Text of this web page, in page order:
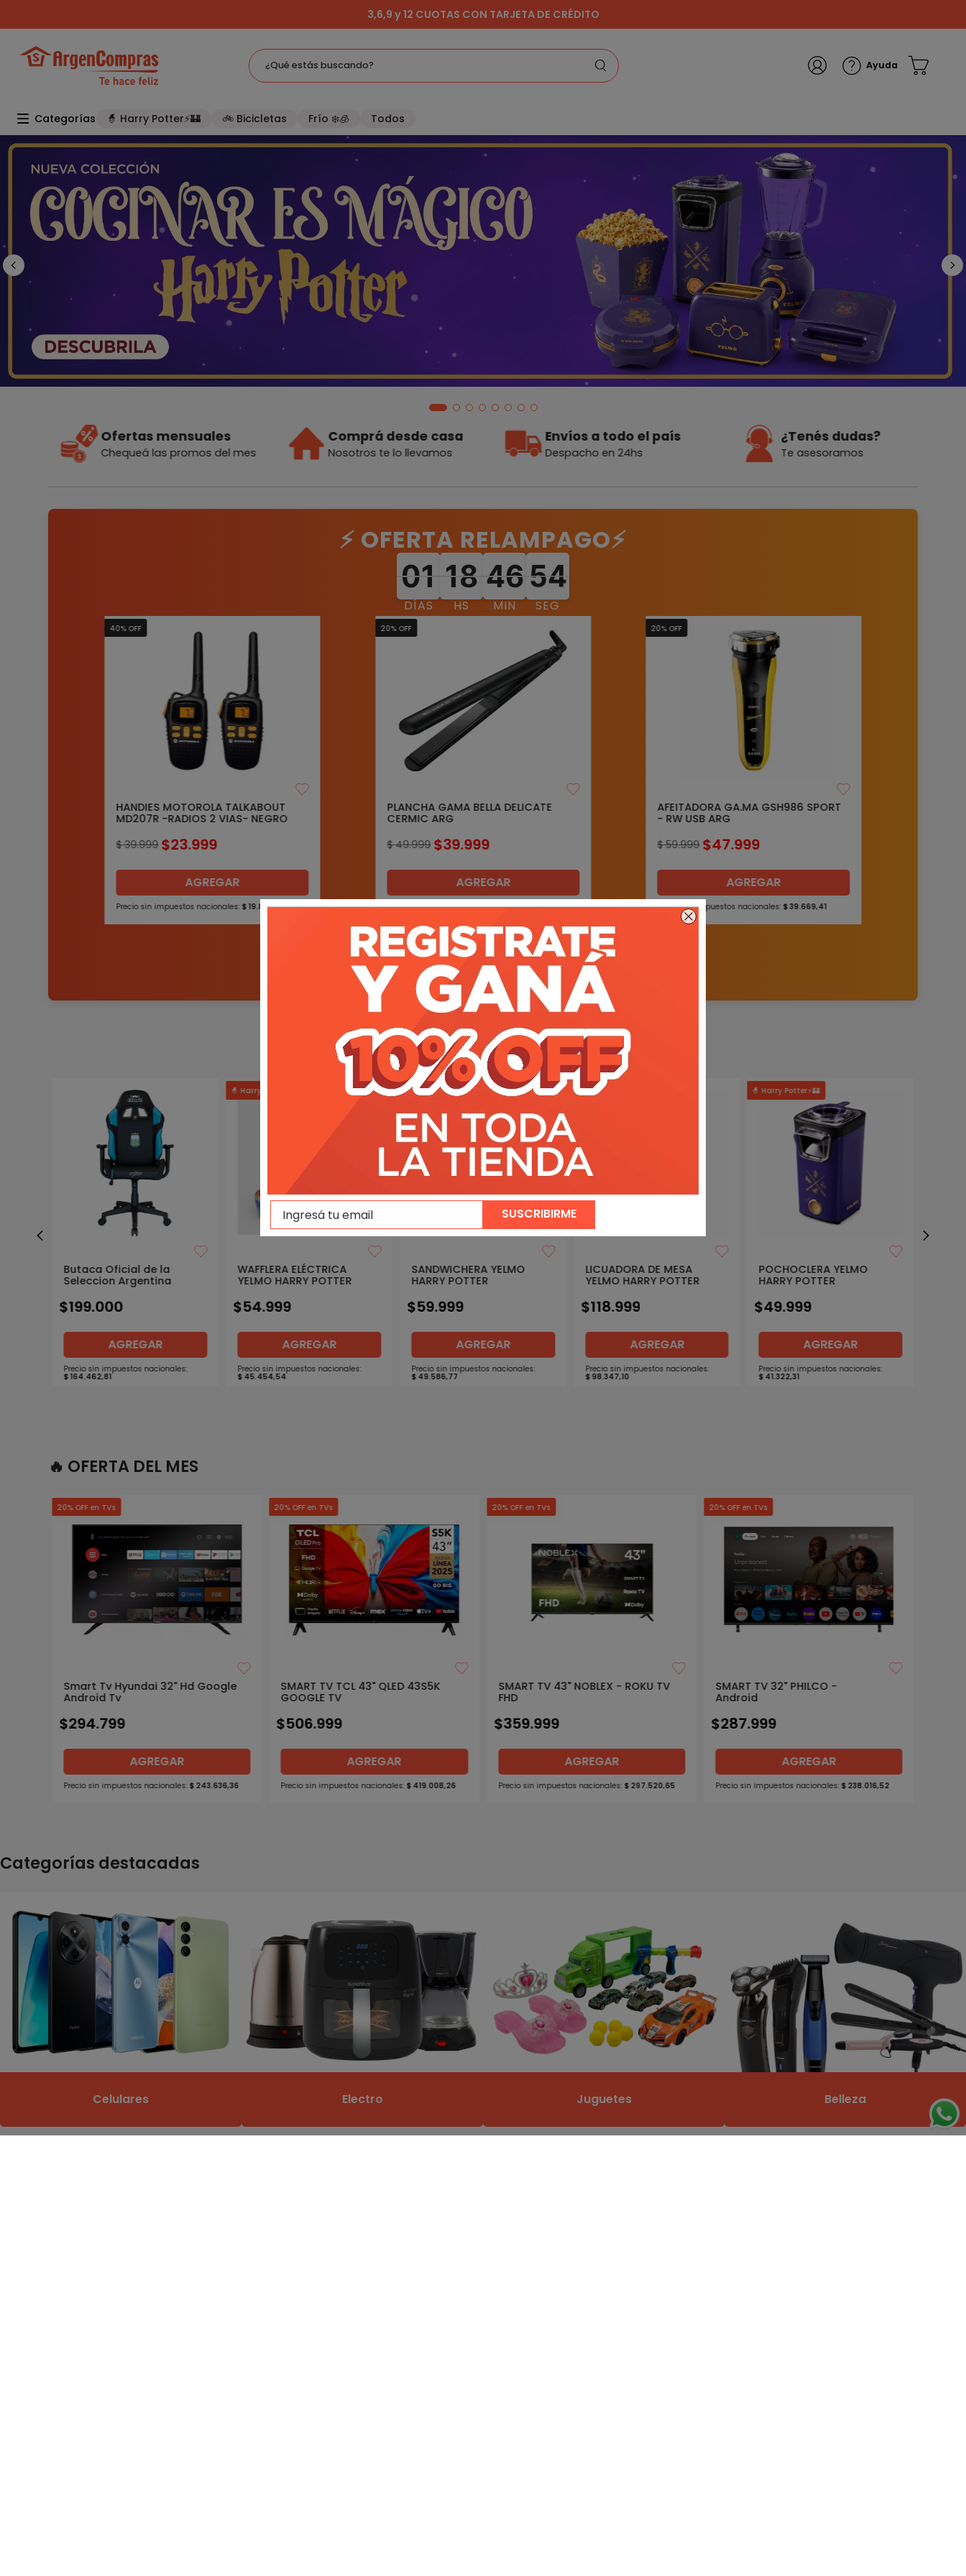
ENVIOS GRATIS A PARTIR DE $99.999
¿Qué estás buscando?
Categorías 🧙 Harry Potter⚡🏰 🚲 Bicicletas Frío ❄️🧊 Todos
Ofertas mensuales
Chequeá las promos del mes
Comprá desde casa
Nosotros te lo llevamos
Envíos a todo el país
Despacho en 24hs
¿Tenés dudas?
Te asesoramos
⚡ OFERTA RELAMPAGO⚡
01
01
01
01
DÍAS
18
18
18
18
HS
46
46
46
46
MIN
52
54
54
52
SEG
40% OFF
HANDIES MOTOROLA TALKABOUT
MD207R -RADIOS 2 VIAS- NEGRO
$ 39.999 $23.999
AGREGAR
Precio sin impuestos nacionales: $ 19.834,70
20% OFF
PLANCHA GAMA BELLA DELICATE
CERMIC ARG
$ 49.999 $39.999
AGREGAR
Precio sin impuestos nacionales: $33.057,84
20% OFF
AFEITADORA GA.MA GSH986 SPORT
- RW USB ARG
$ 59.999 $47.999
AGREGAR
Precio sin impuestos nacionales: $39.669,41
Ver más productos
NUEVOS MÁS VENDIDOS OFERTAS
Butaca Oficial de la
Seleccion Argentina
$199.000
AGREGAR
Precio sin impuestos nacionales:
$ 164.462,81
🧙 Harry Potter⚡🏰
WAFFLERA ELÉCTRICA
YELMO HARRY POTTER
$54.999
AGREGAR
Precio sin impuestos nacionales:
$ 45.454,54
🧙 Harry Potter⚡🏰
SANDWICHERA YELMO
HARRY POTTER
$59.999
AGREGAR
Precio sin impuestos nacionales:
$ 49.586,77
🧙 Harry Potter⚡🏰
LICUADORA DE MESA
YELMO HARRY POTTER
$118.999
AGREGAR
Precio sin impuestos nacionales:
$ 98.347,10
🧙 Harry Potter⚡🏰
POCHOCLERA YELMO
HARRY POTTER
$49.999
AGREGAR
Precio sin impuestos nacionales:
$ 41.322,31
🔥 OFERTA DEL MES
20% OFF en TVs
Smart Tv Hyundai 32" Hd Google
Android Tv
$294.799
AGREGAR
Precio sin impuestos nacionales: $ 243.636,36
20% OFF en TVs
SMART TV TCL 43" QLED 43S5K
GOOGLE TV
$506.999
AGREGAR
Precio sin impuestos nacionales: $ 419.008,26
20% OFF en TVs
SMART TV 43" NOBLEX - ROKU TV
FHD
$359.999
AGREGAR
Precio sin impuestos nacionales: $ 297.520,65
20% OFF en TVs
SMART TV 32" PHILCO -
Android
$287.999
AGREGAR
Precio sin impuestos nacionales: $ 238.016,52
Categorías destacadas
Celulares Electro Juguetes Belleza
SUSCRIBIRME
1.
celulares
2.
freidora
3.
4.
tv
tablet